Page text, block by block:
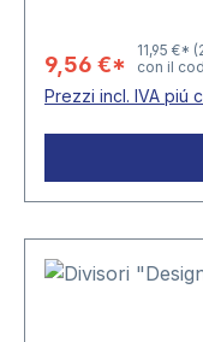
9,56 €*
11,95 €*
con il
Prezzi incl. IVA piú